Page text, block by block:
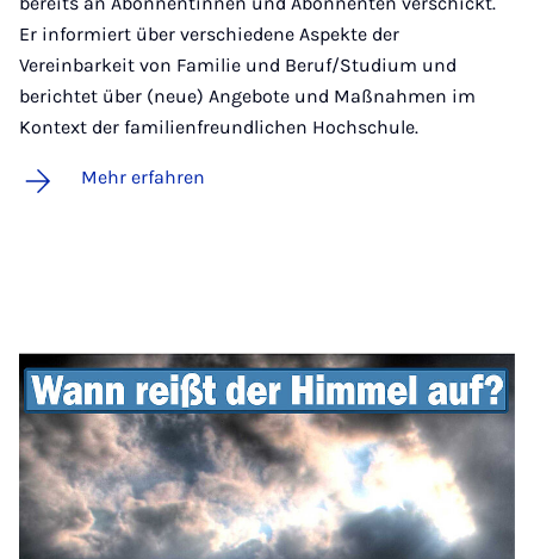
Er informiert über verschiedene Aspekte der
Vereinbarkeit von Familie und Beruf/Studium und
berichtet über (neue) Angebote und Maßnahmen im
Kontext der familienfreundlichen Hochschule.
Mehr erfahren